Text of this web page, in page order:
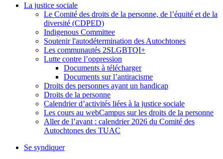
La justice sociale
Le Comité des droits de la personne, de l’équité et de la
diversité (CDPED)
Indigenous Committee
Soutenir l'autodétermination des Autochtones
Les communautés 2SLGBTQI+
Lutte contre l’oppression
Documents à télécharger
Documents sur l’antiracisme
Droits des personnes ayant un handicap
Droits de la personne
Calendrier d’activités liées à la justice sociale
Les cours au webCampus sur les droits de la personne
Aller de l’avant : calendrier 2026 du Comité des
Autochtones des TUAC
Se syndiquer